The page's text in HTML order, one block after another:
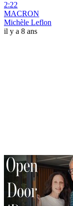
2:22
MACRON
Michèle Leflon
il y a 8 ans